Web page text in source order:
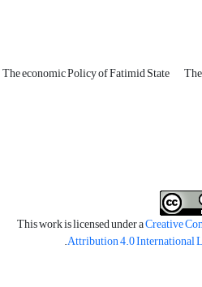
The economic Policy of Fatimid State
This work is licensed under aCreative
Attribution 4.0 International
.